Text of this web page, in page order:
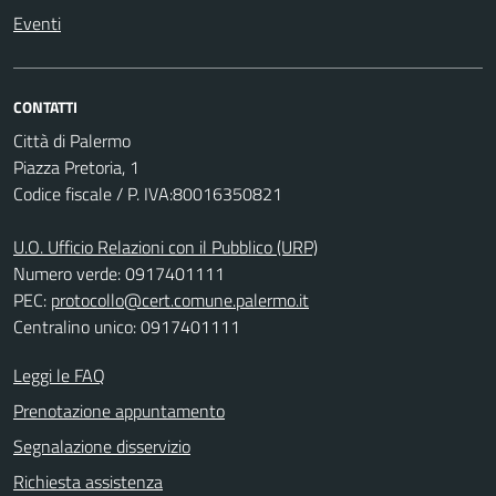
Eventi
CONTATTI
Città di Palermo
Piazza Pretoria, 1
Codice fiscale / P. IVA:80016350821
U.O. Ufficio Relazioni con il Pubblico (URP)
Numero verde: 0917401111
PEC: protocollo@cert.comune.palermo.it
Centralino unico: 0917401111
Leggi le FAQ
Prenotazione appuntamento
Segnalazione disservizio
Richiesta assistenza